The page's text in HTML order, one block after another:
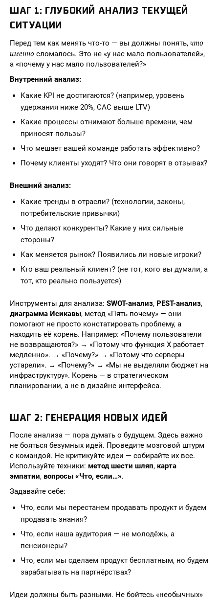
ШАГ 1: ГЛУБОКИЙ АНАЛИЗ ТЕКУЩЕЙ
СИТУАЦИИ
Перед тем как менять что-то — вы должны понять, что
именно сломалось. Это не «у нас мало пользователей»,
а «почему у нас мало пользователей?»
Внутренний анализ:
Какие KPI не достигаются? (например, уровень
удержания ниже 20%, CAC выше LTV)
Какие процессы отнимают больше времени, чем
приносят пользы?
Что мешает вашей команде работать эффективно?
Почему клиенты уходят? Что они говорят в отзывах?
Внешний анализ:
Какие тренды в отрасли? (технологии, законы,
потребительские привычки)
Что делают конкуренты? Какие у них сильные
стороны?
Как меняется рынок? Появились ли новые игроки?
Кто ваш реальный клиент? (не тот, кого вы думали, а
тот, кто реально пользуется)
Инструменты для анализа: SWOT-анализ, PEST-анализ,
диаграмма Исикавы, метод «Пять почему» — они
помогают не просто констатировать проблему, а
находить её корень. Например: «Почему пользователи
не возвращаются?» → «Потому что функция X работает
медленно». → «Почему?» → «Потому что серверы
устарели». → «Почему?» → «Мы не выделяли бюджет на
инфраструктуру». Корень — в стратегическом
планировании, а не в дизайне интерфейса.
ШАГ 2: ГЕНЕРАЦИЯ НОВЫХ ИДЕЙ
После анализа — пора думать о будущем. Здесь важно
не бояться безумных идей. Проведите мозговой штурм
с командой. Не критикуйте идеи — собирайте их все.
Используйте техники: метод шести шляп, карта
эмпатии, вопросы «Что, если…».
Задавайте себе:
Что, если мы перестанем продавать продукт и будем
продавать знания?
Что, если наша аудитория — не молодёжь, а
пенсионеры?
Что, если мы сделаем продукт бесплатным, но будем
зарабатывать на партнёрствах?
Идеи должны быть разными. Не бойтесь «необычных»